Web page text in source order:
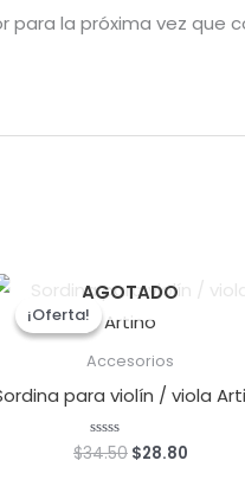
para la próxima vez que
¡Oferta!
AGOTADO
¡Oferta!
Accesorios
para violín / viola
Valorado
con
$34.50
El
precio
original
$34.50.
$28.80
precio